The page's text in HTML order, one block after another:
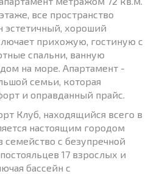
все пространство
эстетичный, хороший
прихожую, гостиную с
спальни, ванную
на море. Апартамент -
семьи, которая
и оправданный прайс.
Клуб, находящийся всего в
настоящим городом
семейство с безупречной
17 взрослых и
бассейн с